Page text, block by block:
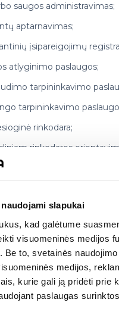
slapukai
kad galėtume
visuomeninės medijos
Be to, svetainės
medijos,
kurie gali ją pridėti prie
paslaugas surinktos
saugos administravimas;
aptarnavimas;
įsipareigojimų
atlyginimo paslaugos;
tarpininkavimo
tarpininkavimo
rinkodara;
rinkodaros
svetainių lankytojų
teisės apsauga,
ir neliečiamumo garantija
administravimas;
veiklos viešinimas;